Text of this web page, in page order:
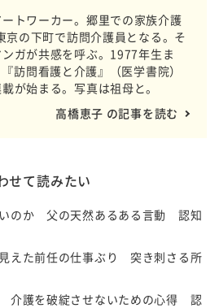
トワーカー。郷里での家族介護
京の下町で訪問介護員となる。そ
ガが共感を呼ぶ。1977年生ま
『訪問看護と介護』（医学書院）
が始まる。写真は祖母と。
高橋恵子 の記事を読む
せて読みたい
のか 父の天然あるある言動 認知
えた前任の仕事ぶり 突き刺さる所
介護を破綻させないための心得 認